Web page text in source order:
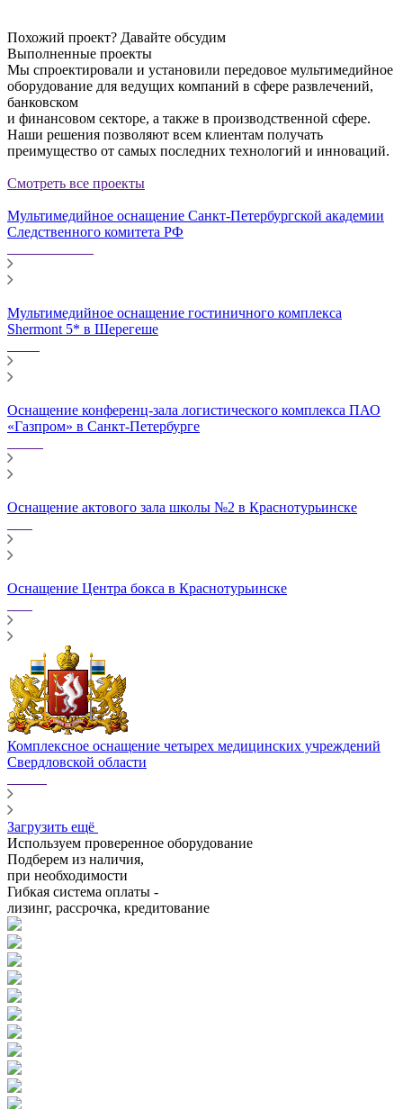
Похожий проект? Давайте обсудим
Выполненные проекты
Мы спроектировали и установили передовое мультимедийное
оборудование для ведущих компаний в сфере развлечений,
банковском
и финансовом секторе, а также в производственной сфере.
Наши решения позволяют всем клиентам получать
преимущество от самых последних технологий и инноваций.
Смотреть все проекты
Мультимедийное оснащение Санкт-Петербургской академии
Следственного комитета РФ
Мультимедийное оснащение гостиничного комплекса
Shermont 5* в Шерегеше
Оснащение конференц-зала логистического комплекса ПАО
«Газпром» в Санкт-Петербурге
Оснащение актового зала школы №2 в Краснотурьинске
Оснащение Центра бокса в Краснотурьинске
Комплексное оснащение четырех медицинских учреждений
Свердловской области
Загрузить ещё
Используем проверенное оборудование
Подберем из наличия,
при необходимости
Гибкая система оплаты -
лизинг, рассрочка, кредитование